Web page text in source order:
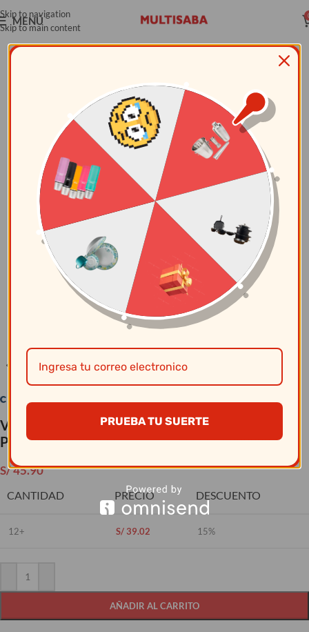
Skip to navigation
Skip to main content
MENÚ
Vajillas Corona – Cuenco 1195Cc Nova
Pa1822923312
S/45.90
CANTIDAD PRECIO DESCUENTO
12+ S/ 39.02 15%
AÑADIR AL CARRITO
PRUEBA TU SUERTE